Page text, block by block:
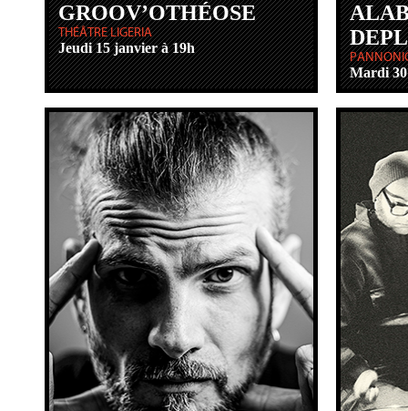
GROOV’OTHÉOSE
THÉÂTRE LIGERIA
Jeudi 15 janvier à 19h
Mardi